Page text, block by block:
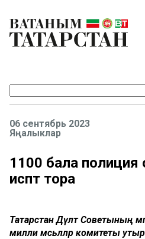
06 сентябрь 2023
Яңалыклар
1100 бала полиция
исәптә тора
Татарстан Дәүләт Советының
милли мәсьәләләр комитеты